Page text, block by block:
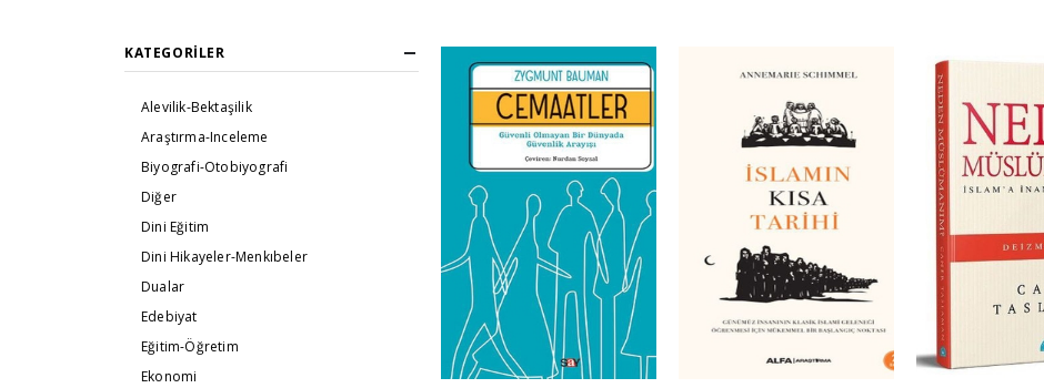
KATEGORILER
Alevilik-Bektaşilik
Araştırma-Inceleme
Biyografi-Otobiyografi
Diğer
Dini Eğitim
Dini Hikayeler-Menkıbeler
Dualar
Edebiyat
Eğitim-Öğretim
Ekonomi